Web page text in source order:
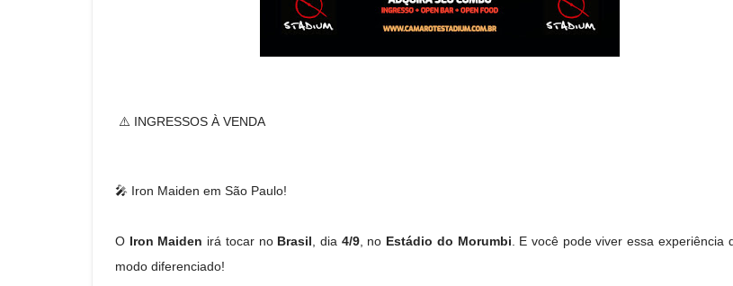
⚠️ INGRESSOS À VENDA
🎤 Iron Maiden em São Paulo!
O Iron Maiden irá tocar noBrasil , dia 4/9, no Estádio do Morumbi . E você pode viver essa experiência
modo diferenciado!